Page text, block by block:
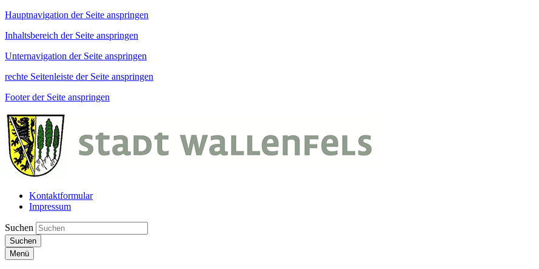
Hauptnavigation der Seite anspringen
Inhaltsbereich der Seite anspringen
Unternavigation der Seite anspringen
rechte Seitenleiste der Seite anspringen
Footer der Seite anspringen
Kontaktformular
Impressum
Suchen
Suchen
Menü